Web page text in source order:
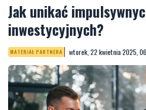
Jak unikać
inwestycyjnych?
MATERIAŁ PARTNERA wtorek, 22 kwietnia 2025,